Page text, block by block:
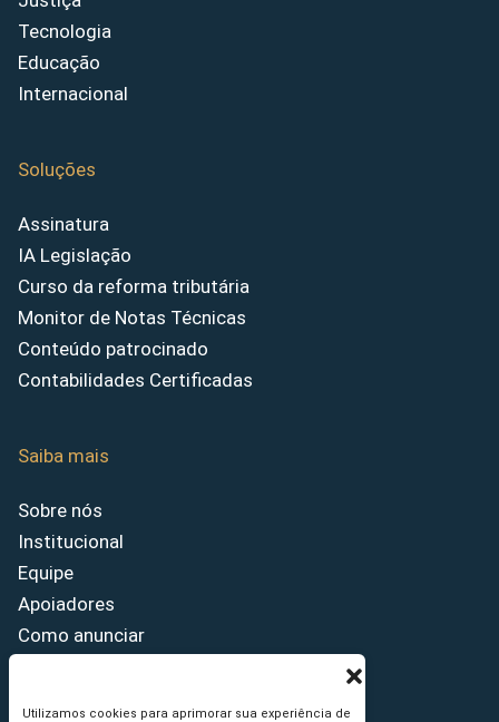
Utilizamos cookies para aprimorar sua experiência de
Tecnologia
Educação
Internacional
Soluções
Assinatura
IA Legislação
Curso da reforma tributária
Monitor de Notas Técnicas
Conteúdo patrocinado
Contabilidades Certificadas
Saiba mais
Sobre nós
Institucional
Equipe
Apoiadores
Como anunciar